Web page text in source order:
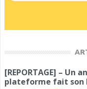
[REPORTAGE] – Un
plateforme fait son